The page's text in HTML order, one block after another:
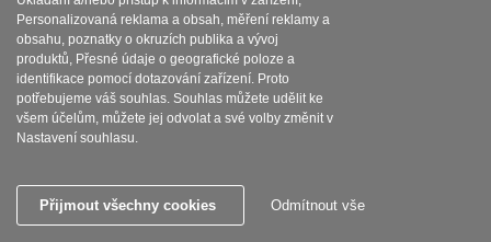
AKCE 1+1 Kuchyňský
univerzální nůž Seburo
SARADA Damascus
130mm + Šéfkuchařský
nůž Seburo SARADA
SKLADEM
Personalizovaná reklama a obsah, měření reklamy a
obsahu, poznatky o okruzích publika a vývoj
produktů, Přesné údaje o geografické poloze a
identifikace pomocí dotazování zařízení. Proto
potřebujeme váš souhlas. Souhlas můžete udělit ke
všem účelům, můžete jej odvolat a své volby změnit v
Nastavení souhlasu.
Přijmout všechny cookies Odmítnout vše